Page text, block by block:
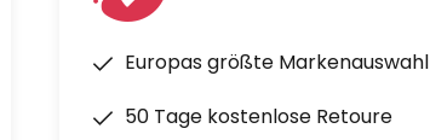
Europas größte Markenauswahl
50 Tage kostenlose Retoure